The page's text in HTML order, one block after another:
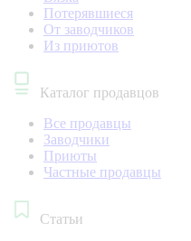
Потерявшиеся
От заводчиков
Из приютов
Каталог продавцов
Все продавцы
Заводчики
Приюты
Частные продавцы
Статьи